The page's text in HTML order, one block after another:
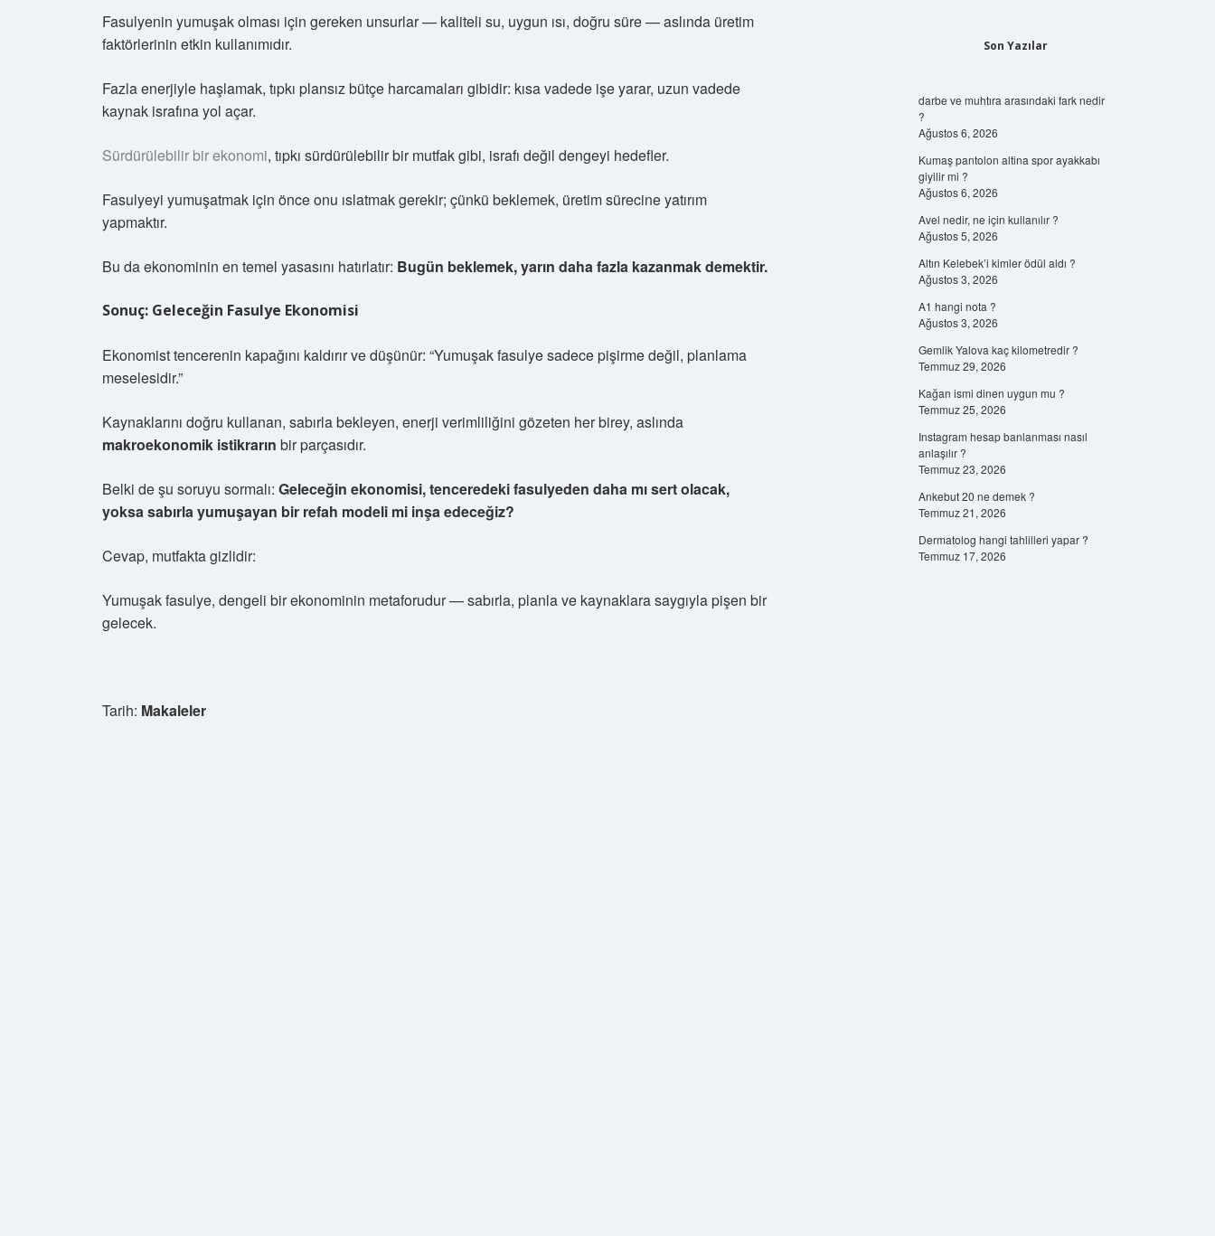
Fasulyenin yumuşak olması için gereken unsurlar — kaliteli su, uygun ısı, doğru süre — aslında üretim
faktörlerinin etkin kullanımıdır.
Fazla enerjiyle haşlamak, tıpkı plansız bütçe harcamaları gibidir: kısa vadede işe yarar, uzun vadede
kaynak israfına yol açar.
Sürdürülebilir bir ekonomi, tıpkı sürdürülebilir bir mutfak gibi, israfı değil dengeyi hedefler.
Fasulyeyi yumuşatmak için önce onu ıslatmak gerekir; çünkü beklemek, üretim sürecine yatırım
yapmaktır.
Bu da ekonominin en temel yasasını hatırlatır: Bugün beklemek, yarın daha fazla kazanmak demektir.
Sonuç: Geleceğin Fasulye Ekonomisi
Ekonomist tencerenin kapağını kaldırır ve düşünür: “Yumuşak fasulye sadece pişirme değil, planlama
meselesidir.”
Kaynaklarını doğru kullanan, sabırla bekleyen, enerji verimliliğini gözeten her birey, aslında
makroekonomik istikrarın bir parçasıdır.
Belki de şu soruyu sormalı: Geleceğin ekonomisi, tenceredeki fasulyeden daha mı sert olacak,
yoksa sabırla yumuşayan bir refah modeli mi inşa edeceğiz?
Cevap, mutfakta gizlidir:
Yumuşak fasulye, dengeli bir ekonominin metaforudur — sabırla, planla ve kaynaklara saygıyla pişen bir
gelecek.
Tarih: Makaleler
Son Yazılar
darbe ve muhtıra arasındaki fark nedir
?
Ağustos 6, 2026
Kumaş pantolon altina spor ayakkabı
giyilir mi ?
Ağustos 6, 2026
Avel nedir, ne için kullanılır ?
Ağustos 5, 2026
Altın Kelebek’i kimler ödül aldı ?
Ağustos 3, 2026
A1 hangi nota ?
Ağustos 3, 2026
Gemlik Yalova kaç kilometredir ?
Temmuz 29, 2026
Kağan ismi dinen uygun mu ?
Temmuz 25, 2026
Instagram hesap banlanması nasıl
anlaşılır ?
Temmuz 23, 2026
Ankebut 20 ne demek ?
Temmuz 21, 2026
Dermatolog hangi tahlilleri yapar ?
Temmuz 17, 2026